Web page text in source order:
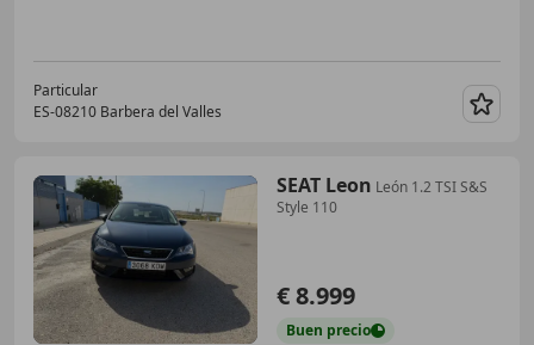
Particular
ES-08210 Barbera del Valles
SEAT Leon León 1.2 TSI S&S
Style 110
€ 8.999
Buen precio